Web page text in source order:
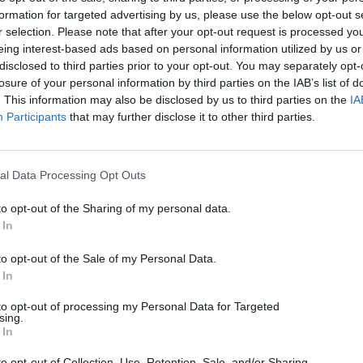
for targeted advertising by us, please use the below opt-out
selection. Please note that after your opt-out request is processed
interest-based ads based on personal information utilized by us
to third parties prior to your opt-out. You may separately
of your personal information by third parties on the IAB’s list of
This information may also be disclosed by us to third parties on the
Participants that may further disclose it to other third parties.
Data Processing Opt Outs
opt-out of the Sharing of my personal data.
opt-out of the Sale of my Personal Data.
opt-out of processing my Personal Data for Targeted
06/08/2026